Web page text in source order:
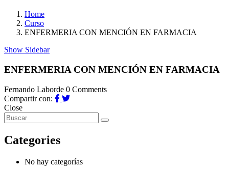
Home
Curso
ENFERMERIA CON MENCIÓN EN FARMACIA
Show Sidebar
ENFERMERIA CON MENCIÓN EN FARMACIA
Fernando Laborde 0 Comments
Compartir con:
Close
Categories
No hay categorías